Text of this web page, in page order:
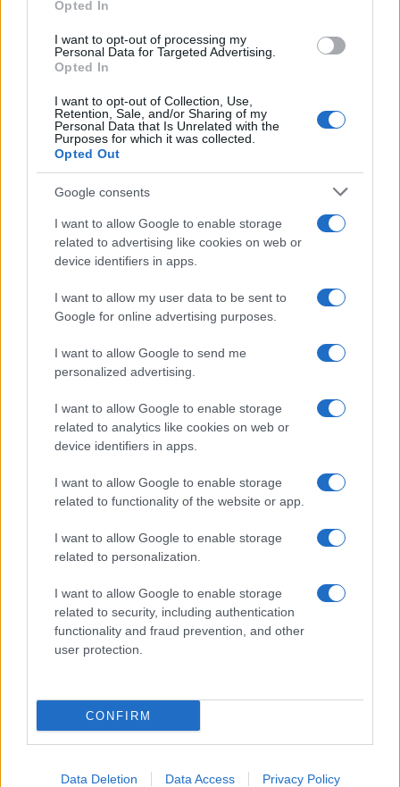
Opted In
I want to opt-out of processing my
Personal Data for Targeted Advertising.
Opted In
I want to opt-out of Collection, Use,
Retention, Sale, and/or Sharing of my
Personal Data that Is Unrelated with the
Purposes for which it was collected.
Opted Out
Google consents
I want to allow Google to enable storage
related to advertising like cookies on web or
device identifiers in apps.
I want to allow my user data to be sent to
Google for online advertising purposes.
I want to allow Google to send me
personalized advertising.
I want to allow Google to enable storage
related to analytics like cookies on web or
device identifiers in apps.
I want to allow Google to enable storage
related to functionality of the website or app.
I want to allow Google to enable storage
related to personalization.
I want to allow Google to enable storage
related to security, including authentication
functionality and fraud prevention, and other
user protection.
CONFIRM
Data Deletion Data Access Privacy Policy
Andrea Mura conquista Palau: grande
partecipazione per il suo racconto
minori, Albieri: “Episodi gravissimi”
Gallura, finti clienti svuotano le suite: furto da
50mila nel resort
Meteo Olbia 7 agosto, sole e caldo tornano
protagonisti
NECROLOGIE
Mario Malu
Paolo Pinna
Martina Agostina Diturco
I nostri cari